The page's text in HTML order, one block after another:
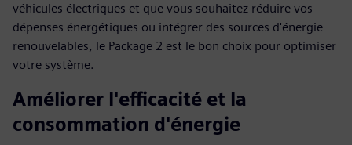
véhicules électriques et que vous souhaitez réduire vos
dépenses énergétiques ou intégrer des sources d'énergie
renouvelables, le Package 2 est le bon choix pour optimiser
votre système.
Améliorer l'efficacité et la
consommation d'énergie